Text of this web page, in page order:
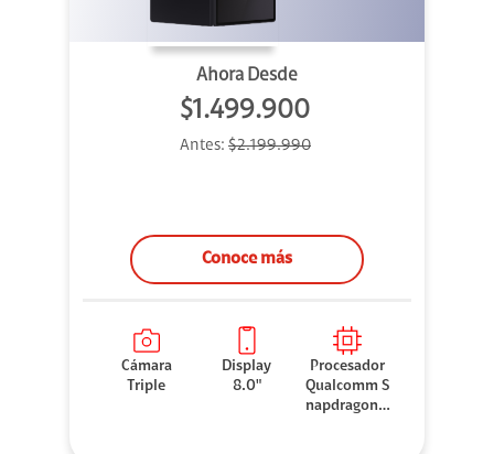
Ahora Desde
$1.499.900
Antes: $2.199.990
Conoce más
Cámara
Triple
Display
8.0"
Procesador
Qualcomm S
napdragon 8